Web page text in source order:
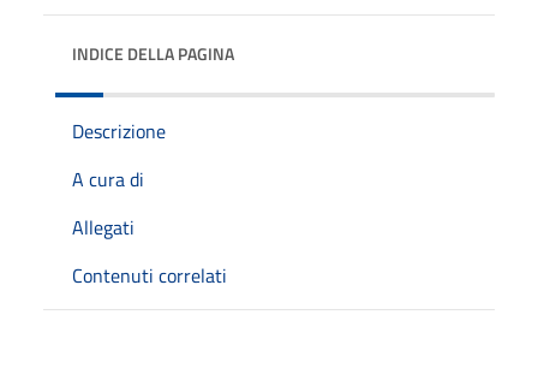
INDICE DELLA PAGINA
Descrizione
A cura di
Allegati
Contenuti correlati